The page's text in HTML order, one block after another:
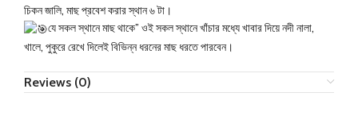
চিকন জালি, মাছ প্রবেশ করার স্থান ৬ টা।
যে সকল স্থানে মাছ থাকে” ওই সকল স্থানে খাঁচার মধ্যে খাবার দিয়ে নদী নালা,
খালে, পুকুরে রেখে দিলেই বিভিন্ন ধরনের মাছ ধরতে পারবেন।
Reviews (0)